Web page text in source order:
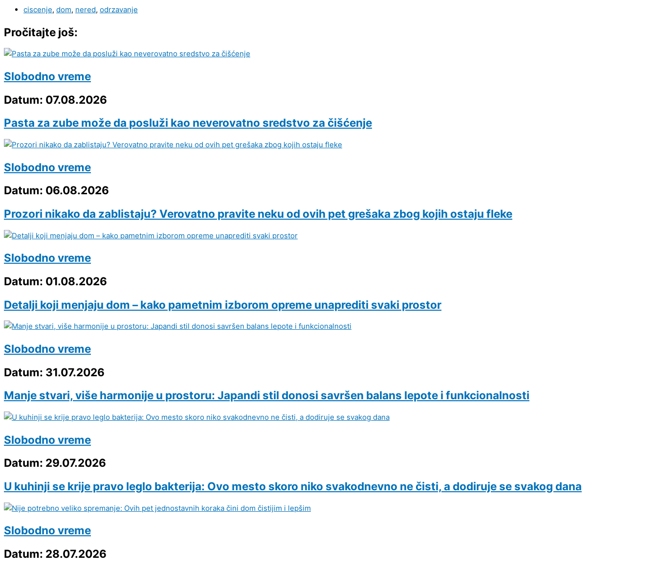
ciscenje, dom, nered, odrzavanje
Pročitajte još:
Slobodno vreme
Datum: 07.08.2026
Pasta za zube može da posluži kao neverovatno sredstvo za čišćenje
Slobodno vreme
Datum: 06.08.2026
Prozori nikako da zablistaju? Verovatno pravite neku od ovih pet grešaka zbog kojih ostaju fleke
Slobodno vreme
Datum: 01.08.2026
Detalji koji menjaju dom – kako pametnim izborom opreme unaprediti svaki prostor
Slobodno vreme
Datum: 31.07.2026
Manje stvari, više harmonije u prostoru: Japandi stil donosi savršen balans lepote i funkcionalnosti
Slobodno vreme
Datum: 29.07.2026
U kuhinji se krije pravo leglo bakterija: Ovo mesto skoro niko svakodnevno ne čisti, a dodiruje se svakog dana
Slobodno vreme
Datum: 28.07.2026